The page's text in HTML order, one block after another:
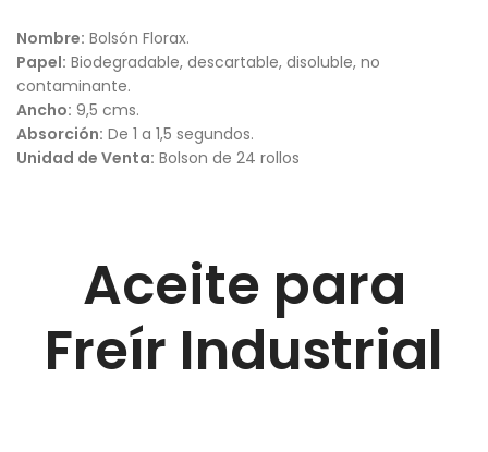
Nombre: Bolsón Florax.
Papel: Biodegradable, descartable, disoluble, no
contaminante.
Ancho: 9,5 cms.
Absorción: De 1 a 1,5 segundos.
Unidad de Venta: Bolson de 24 rollos
Aceite para
Freír Industrial